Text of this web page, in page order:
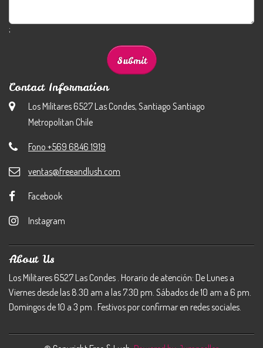
;
Contact Information
Los Militares 6527 Las Condes, Santiago Santiago
Metropolitan Chile
Fono +569 6846 1919
ventas@freeandlush.com
Facebook
Instagram
About Us
Los Militares 6527 Las Condes . Horario de atención: De Lunes a
Viernes desde las 8.30 am a las 7.30 pm. Sábados de 10 am a 6 pm.
Domingos de 10 a 3 pm . Festivos por confirmar en redes sociales.